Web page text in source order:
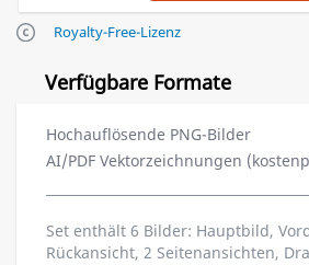
Royalty-Free-Lizenz
Verfügbare Formate
Hochauflösende PNG-Bilder
AI/PDF Vektorzeichnungen
Set enthält 6 Bilder: Hauptbild,
Rückansicht, 2 Seitenansichten,